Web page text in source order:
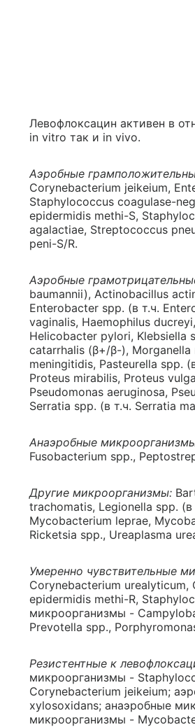
Левофлоксацин активен в
in vitro так и in vivo.
Аэробные
Corynebacterium jeikeium,
Staphylococcus coagulase-
epidermidis methi-S,
agalactiae, Streptococcus
peni-S/R.
Аэробные
baumannii), Actinobacillus
Enterobacter spp. (в т.ч.
vaginalis, Haemophilus
Helicobacter pylori, Klebsiella
catarrhalis (β+/β-), Morganella
meningitidis, Pasteurella spp.
Proteus mirabilis, Proteus
Pseudomonas aeruginosa,
Serratia spp. (в т.ч. Serratia
Анаэробные
Fusobacterium spp.,
Другие микроорганизмы:
trachomatis, Legionella spp.
Mycobacterium leprae,
Ricketsia spp., Ureaplasma
Умеренно чувствительные
Corynebacterium
epidermidis methi-R,
микроорганизмы -
Prevotella spp.,
Резистентные к
микроорганизмы -
Corynebacterium jeikeium;
xylosoxidans; анаэробные
микроорганизмы -